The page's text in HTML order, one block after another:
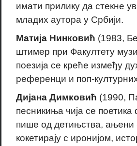
имати прилику да стекне
младих аутора у Србији.
Матија Нинковић (1983,
штимер при Факултету
поезија се креће између
референци и поп-
Дијана Димковић (1990,
песникиња чија се
пише од детињства, ањени
кокетирају с иронијом,